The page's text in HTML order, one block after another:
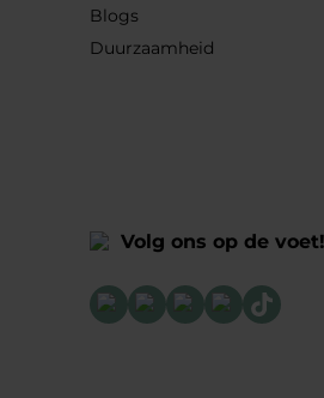
Blogs
Duurzaamheid
Volg ons op de voet!